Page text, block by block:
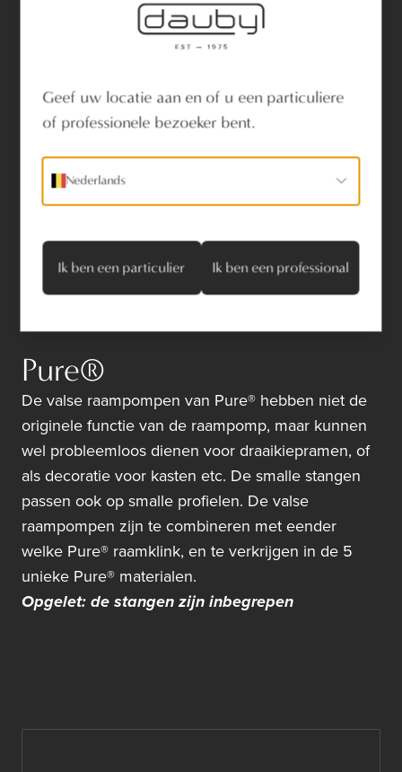
Als extra pluspunt worden de stangen op maat
prijs is per meter
Fabriek 61 is een unieke eventlocatie met industrieel
Pure®
De valse raampompen van Pure® hebben niet de
originele functie van de raampomp, maar kunnen
wel probleemloos dienen voor draaikiepramen, of
als decoratie voor kasten etc. De smalle stangen
passen ook op smalle profielen. De valse
raampompen zijn te combineren met eender
welke Pure® raamklink, en te verkrijgen in de 5
unieke Pure® materialen.
Opgelet: de stangen zijn inbegrepen
Geef uw locatie aan en of u een particuliere
of professionele bezoeker bent.
Nederlands
Ik ben een particulier Ik ben een professional